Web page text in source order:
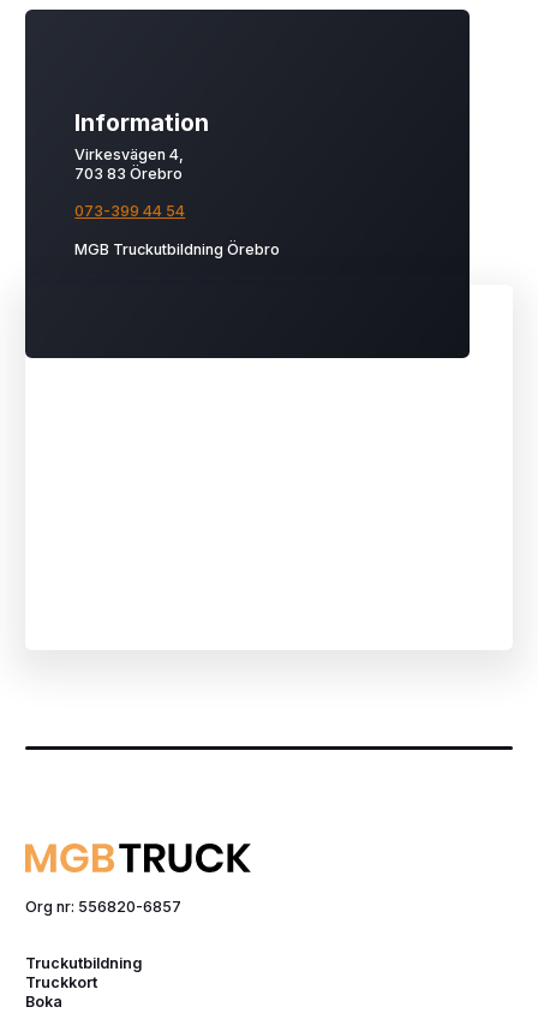
Information
Virkesvägen 4,
703 83 Örebro
073-399 44 54
MGB Truckutbildning Örebro
Org nr: 556820-6857
Truckutbildning
Truckkort
Boka